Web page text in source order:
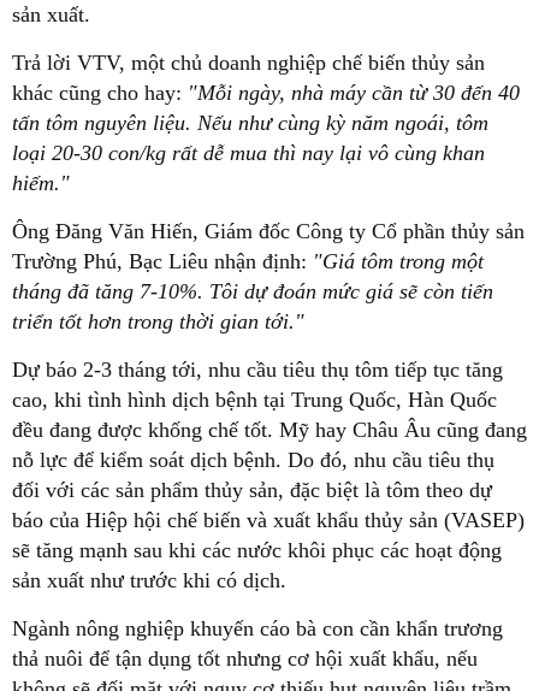
sản xuất.
Trả lời VTV, một chủ doanh nghiệp chế biến thủy sản
khác cũng cho hay: "Mỗi ngày, nhà máy cần từ 30 đến 40
tấn tôm nguyên liệu. Nếu như cùng kỳ năm ngoái, tôm
loại 20-30 con/kg rất dễ mua thì nay lại vô cùng khan
hiếm."
Ông Đăng Văn Hiến, Giám đốc Công ty Cổ phần thủy sản
Trường Phú, Bạc Liêu nhận định: "Giá tôm trong một
tháng đã tăng 7-10%. Tôi dự đoán mức giá sẽ còn tiến
triển tốt hơn trong thời gian tới."
Dự báo 2-3 tháng tới, nhu cầu tiêu thụ tôm tiếp tục tăng
cao, khi tình hình dịch bệnh tại Trung Quốc, Hàn Quốc
đều đang được khống chế tốt. Mỹ hay Châu Âu cũng đang
nỗ lực để kiểm soát dịch bệnh. Do đó, nhu cầu tiêu thụ
đối với các sản phẩm thủy sản, đặc biệt là tôm theo dự
báo của Hiệp hội chế biến và xuất khẩu thủy sản (VASEP)
sẽ tăng mạnh sau khi các nước khôi phục các hoạt động
sản xuất như trước khi có dịch.
Ngành nông nghiệp khuyến cáo bà con cần khẩn trương
thả nuôi để tận dụng tốt nhưng cơ hội xuất khẩu, nếu